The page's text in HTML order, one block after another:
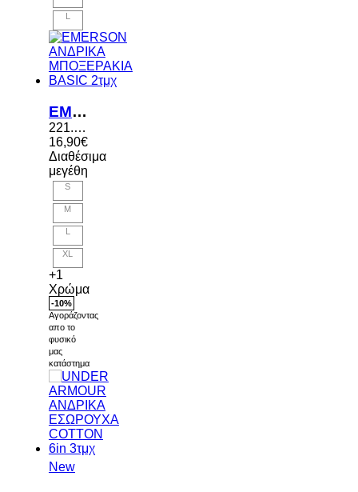
EMERSON ΑΝΔΡΙΚΑ ΜΠΟΞΕΡΑΚΙΑ BASIC 2τμχ
221.EM06.06 BLACK
16,90€
Διαθέσιμα
μεγέθη
S
M
L
XL
+1
Χρώμα
-10%
Αγοράζοντας
απο το
φυσικό
μας
κατάστημα
New